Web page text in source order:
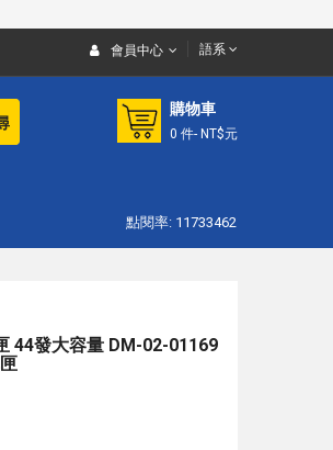
會員中心 語系
購物車
0 件- NT$元
點閱率: 11733462
44發大容量 DM-02-01169